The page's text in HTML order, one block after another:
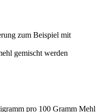
zum Beispiel mit
gemischt werden
pro 100 Gramm Mehl